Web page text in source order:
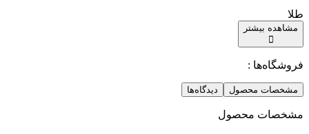
طلا
مشاهده بیشتر
فروشگاه‌ها :
مشخصات محصول دیدگاه‌ها
مشخصات محصول